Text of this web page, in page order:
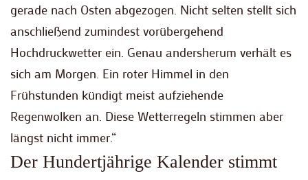
gerade nach Osten abgezogen. Nicht selten stellt sich
anschließend zumindest vorübergehend
Hochdruckwetter ein. Genau andersherum verhält es
sich am Morgen. Ein roter Himmel in den
Frühstunden kündigt meist aufziehende
Regenwolken an. Diese Wetterregeln stimmen aber
längst nicht immer.“
Der Hundertjährige Kalender stimmt